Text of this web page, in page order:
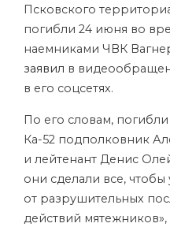
Псковского
погибли 24 июня во
наемниками ЧВК
заявил в
в его соцсетях.
По его словам,
Ка-52 подполковник
и лейтенант Денис
они сделали все,
от разрушительных
действий